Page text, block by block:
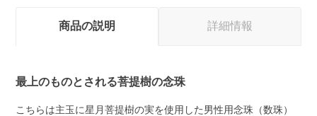
商品の説明 詳細情報
最上のものとされる菩提樹の念珠
こちらは主玉に星月菩提樹の実を使用した男性用念珠（数珠）